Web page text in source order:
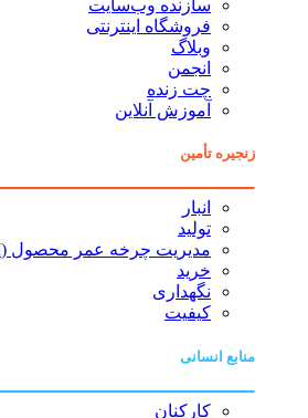
سازنده وب‌سایت
فروشگاه اینترنتی
وبلاگ
انجمن
چت زنده
آموزش آنلاین
زنجیره تأمین
انبار
تولید
مدیریت چرخه عمر محصول (PLM)
خرید
نگهداری
کیفیت
منابع انسانی
کارکنان